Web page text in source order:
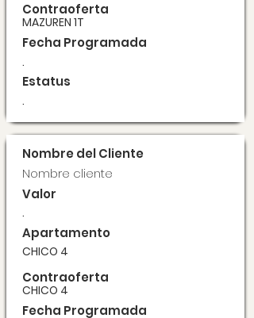
Contraoferta
MAZUREN 1T
Fecha Programada
.
Estatus
.
Nombre del Cliente
Nombre cliente
Valor
.
Apartamento
CHICO 4
Contraoferta
CHICO 4
Fecha Programada